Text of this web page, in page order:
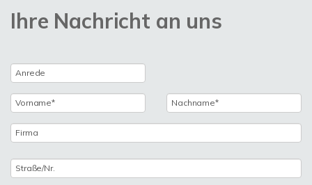
Ihre Nachricht an uns